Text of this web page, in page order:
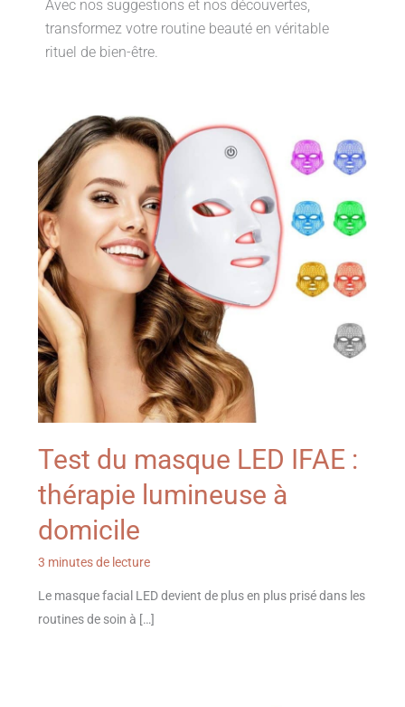
Avec nos suggestions et nos découvertes,
transformez votre routine beauté en véritable
rituel de bien-être.
Test du masque LED IFAE :
thérapie lumineuse à
domicile
3 minutes de lecture
Le masque facial LED devient de plus en plus prisé dans les
routines de soin à […]